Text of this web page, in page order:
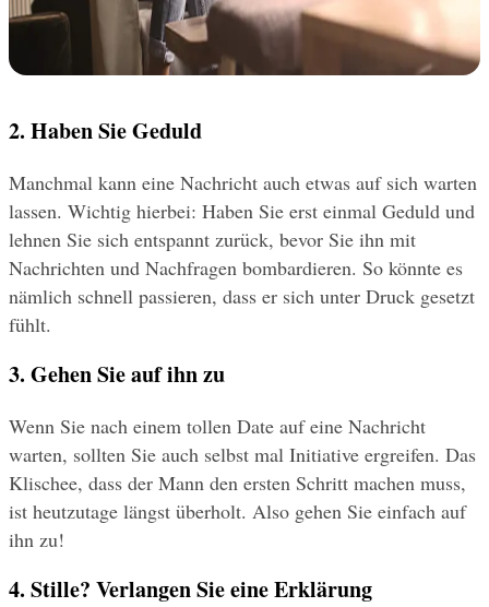
2. Haben Sie Geduld
Manchmal kann eine Nachricht auch etwas auf sich warten
lassen. Wichtig hierbei: Haben Sie erst einmal Geduld und
lehnen Sie sich entspannt zurück, bevor Sie ihn mit
Nachrichten und Nachfragen bombardieren. So könnte es
nämlich schnell passieren, dass er sich unter Druck gesetzt
fühlt.
3. Gehen Sie auf ihn zu
Wenn Sie nach einem tollen Date auf eine Nachricht
warten, sollten Sie auch selbst mal Initiative ergreifen. Das
Klischee, dass der Mann den ersten Schritt machen muss,
ist heutzutage längst überholt. Also gehen Sie einfach auf
ihn zu!
4. Stille? Verlangen Sie eine Erklärung